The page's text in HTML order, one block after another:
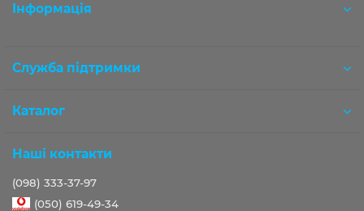
Інформація
Служба підтримки
Каталог
Наші контакти
(098) 333-37-97
(050) 619-49-34